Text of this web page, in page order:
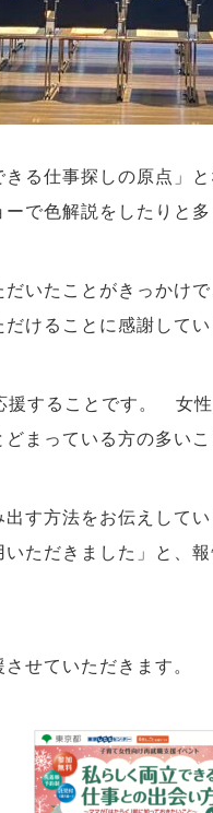
る仕事探しの原点」
で色解説をしたりと
いたことがきっかけ
けることに感謝してい
することです。 女
まっている方の多いこ
す方法をお伝えして
ただきました」と、
せていただきます。